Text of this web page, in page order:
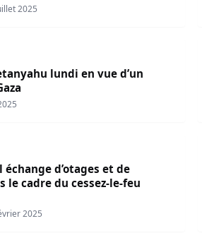
2025
lundi en vue d’un
échange d’otages et de
le cadre du cessez-le-feu
2025